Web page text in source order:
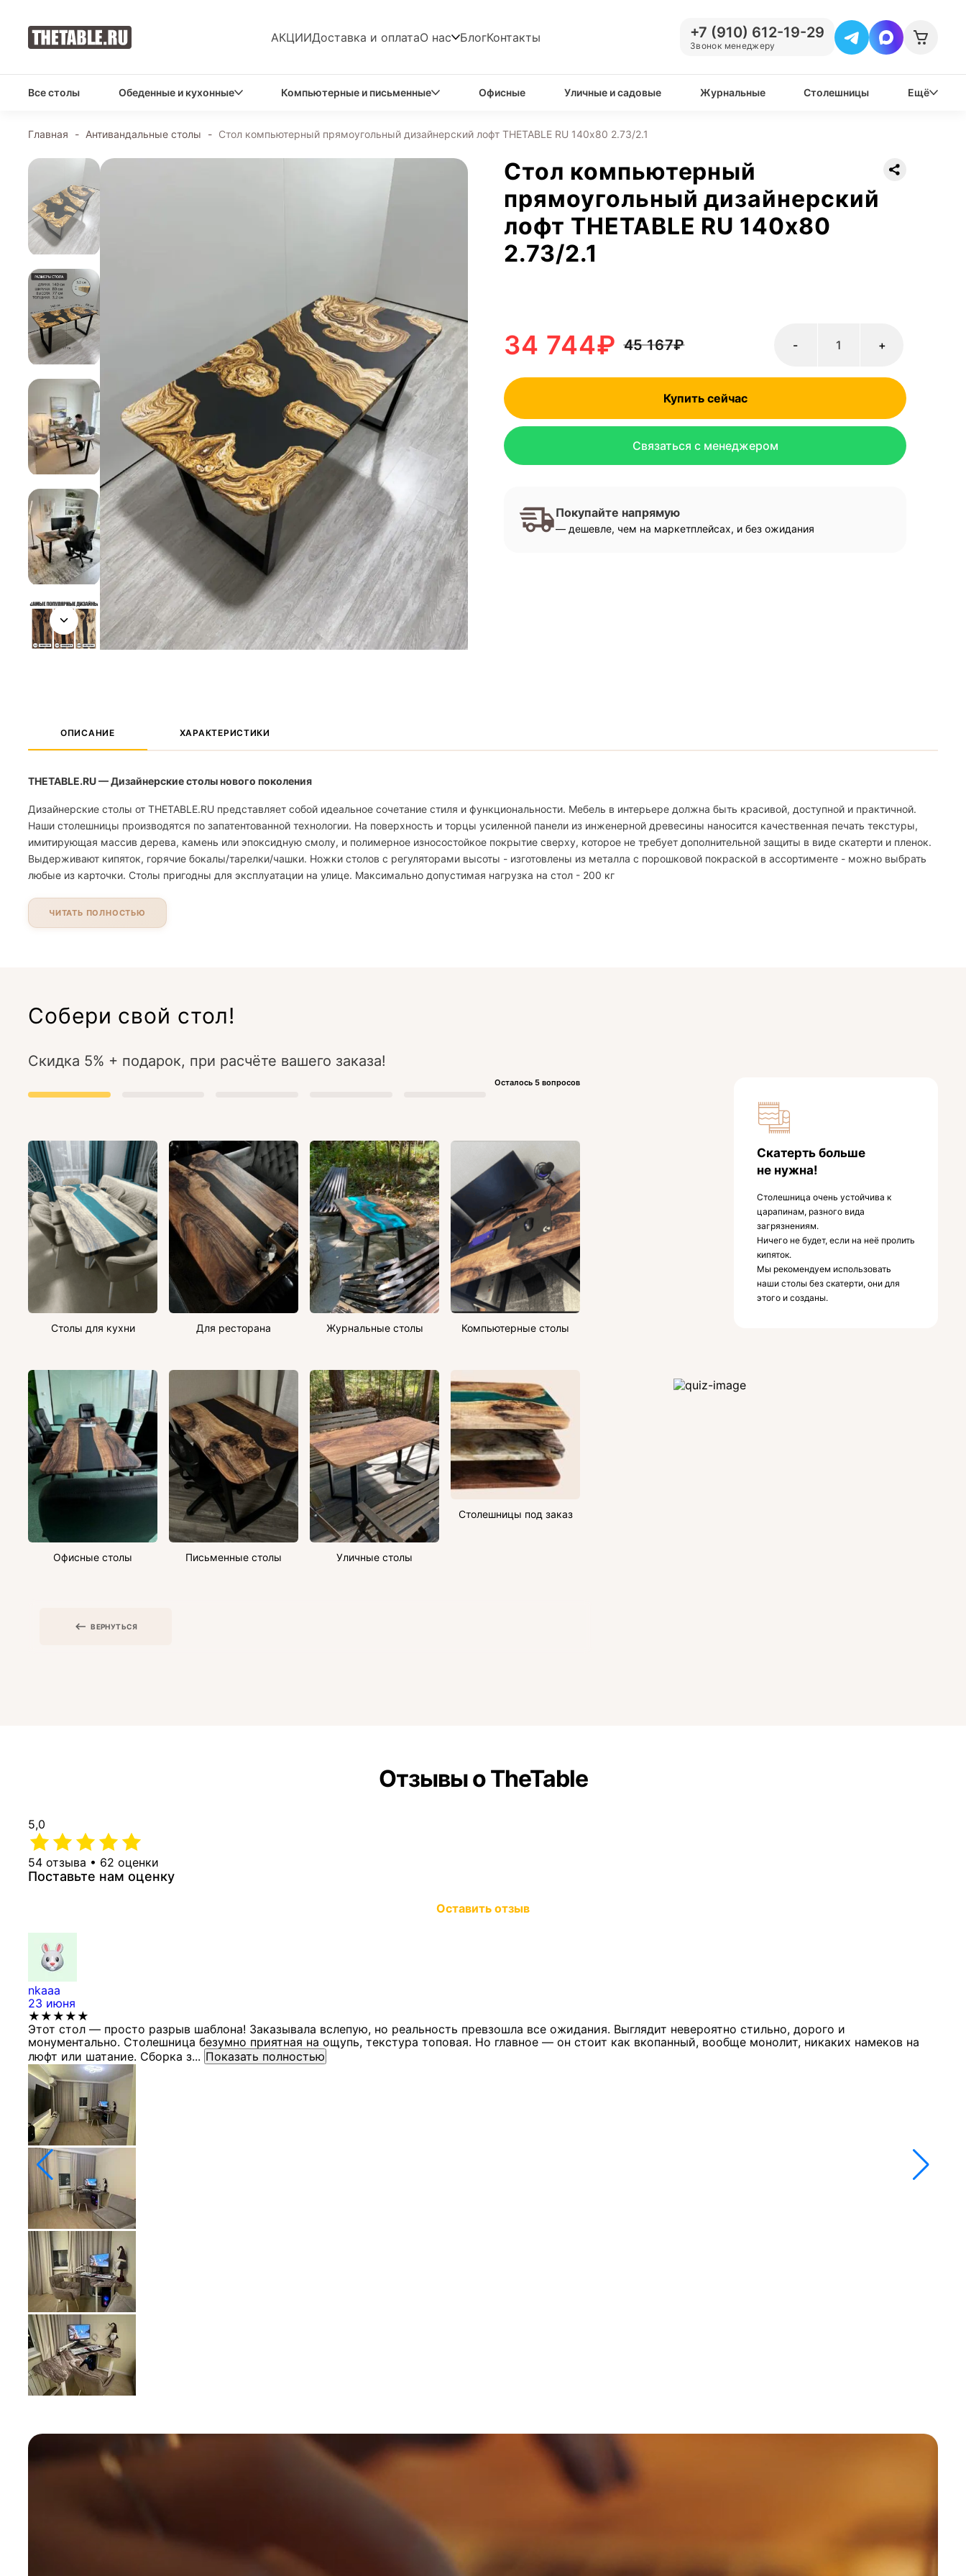
АКЦИИДоставка и оплатаО нас БлогКонтакты +7 (910) 612-19-29
Звонок менеджеру
Все столы Обеденные и кухонные Компьютерные и письменные Офисные Уличные и садовые Журнальные Столешницы Ещё
Главная - Антивандальные столы - Стол компьютерный прямоугольный дизайнерский лофт THETABLE RU 140х80 2.73/2.1
Стол компьютерный
прямоугольный дизайнерский
лофт THETABLE RU 140х80
2.73/2.1
45 167₽
34 744₽ +
-
Купить сейчас
Связаться с менеджером
Покупайте напрямую
— дешевле, чем на маркетплейсах, и без ожидания
ОПИСАНИЕ ХАРАКТЕРИСТИКИ
THETABLE.RU — Дизайнерские столы нового поколения
Дизайнерские столы от THETABLE.RU представляет собой идеальное сочетание стиля и функциональности. Мебель в интерьере должна быть красивой, доступной и практичной.
Наши столешницы производятся по запатентованной технологии. На поверхность и торцы усиленной панели из инженерной древесины наносится качественная печать текстуры,
имитирующая массив дерева, камень или эпоксидную смолу, и полимерное износостойкое покрытие сверху, которое не требует дополнительной защиты в виде скатерти и пленок.
Выдерживают кипяток, горячие бокалы/тарелки/чашки. Ножки столов с регуляторами высоты - изготовлены из металла с порошковой покраской в ассортименте - можно выбрать
любые из карточки. Столы пригодны для эксплуатации на улице. Максимально допустимая нагрузка на стол - 200 кг
ЧИТАТЬ ПОЛНОСТЬЮ
Собери свой стол!
Скидка 5% + подарок, при расчёте вашего заказа!
Осталось 5 вопросов
Столы для кухни Для ресторана Журнальные столы Компьютерные столы
Офисные столы Письменные столы Уличные столы
Столешницы под заказ
ВЕРНУТЬСЯ
Скатерть больше
не нужна!
Столешница очень устойчива к
царапинам, разного вида
загрязнениям.
Ничего не будет, если на неё пролить
кипяток.
Мы рекомендуем использовать
наши столы без скатерти, они для
этого и созданы.
Отзывы о TheTable
5,0
54 отзыва • 62 оценки
Поставьте нам оценку
Оставить отзыв
nkaaa
23 июня
★★★★★
Этот стол — просто разрыв шаблона! Заказывала вслепую, но реальность превзошла все ожидания. Выглядит невероятно стильно, дорого и
монументально. Столешница безумно приятная на ощупь, текстура топовая. Но главное — он стоит как вкопанный, вообще монолит, никаких намеков на
люфт или шатание. Сборка з... Показать полностью